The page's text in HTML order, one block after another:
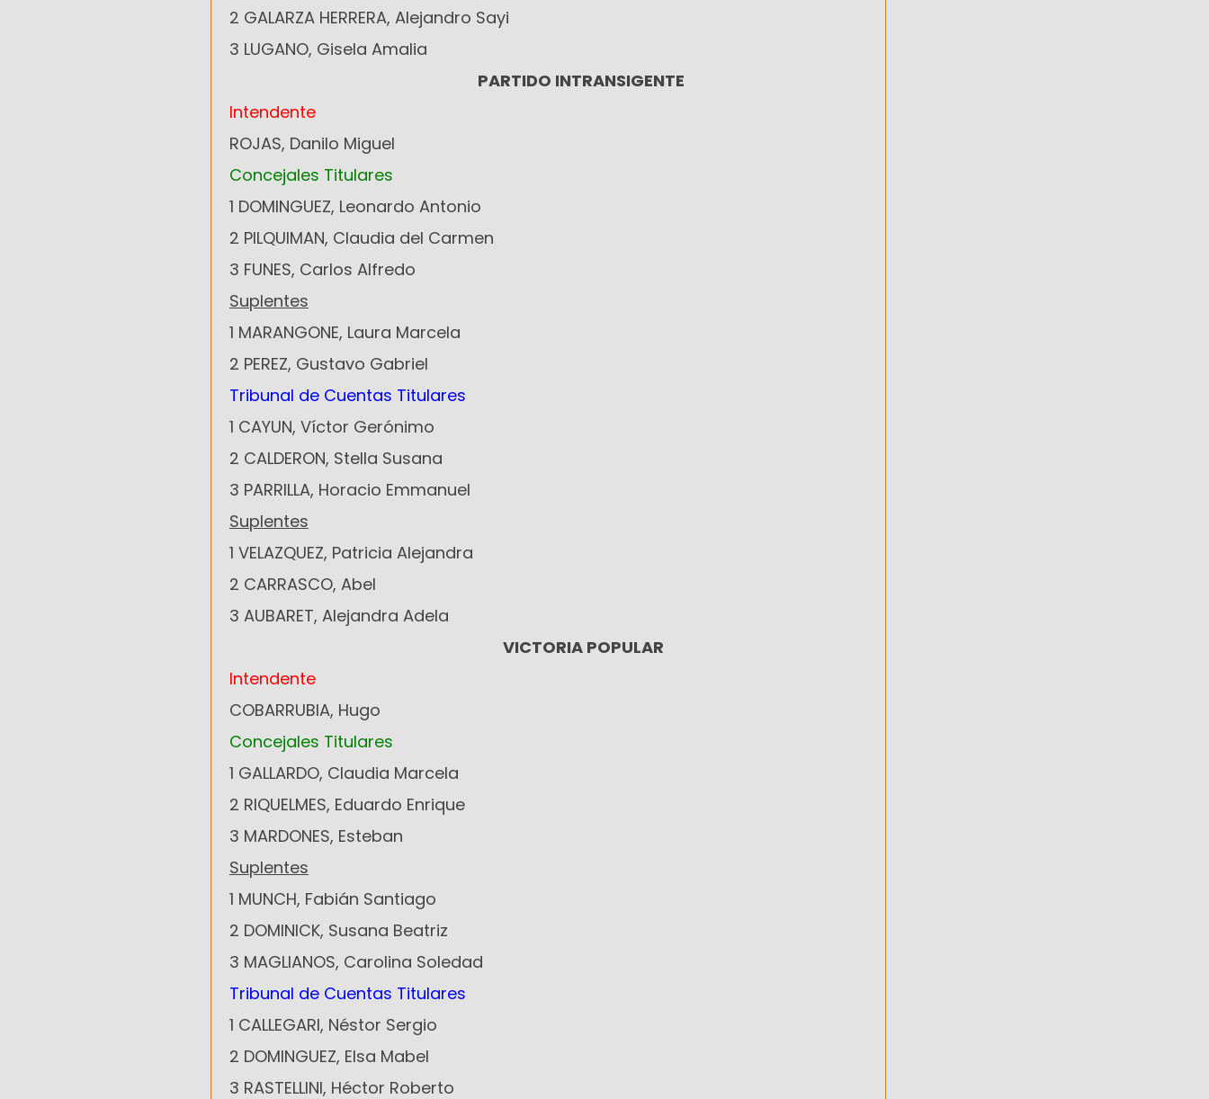
2 GALARZA HERRERA, Alejandro Sayi
3 LUGANO, Gisela Amalia
PARTIDO INTRANSIGENTE
Intendente
ROJAS, Danilo Miguel
Concejales Titulares
1 DOMINGUEZ, Leonardo Antonio
2 PILQUIMAN, Claudia del Carmen
3 FUNES, Carlos Alfredo
Suplentes
1 MARANGONE, Laura Marcela
2 PEREZ, Gustavo Gabriel
Tribunal de Cuentas Titulares
1 CAYUN, Víctor Gerónimo
2 CALDERON, Stella Susana
3 PARRILLA, Horacio Emmanuel
Suplentes
1 VELAZQUEZ, Patricia Alejandra
2 CARRASCO, Abel
3 AUBARET, Alejandra Adela
VICTORIA POPULAR
Intendente
COBARRUBIA, Hugo
Concejales Titulares
1 GALLARDO, Claudia Marcela
2 RIQUELMES, Eduardo Enrique
3 MARDONES, Esteban
Suplentes
1 MUNCH, Fabián Santiago
2 DOMINICK, Susana Beatriz
3 MAGLIANOS, Carolina Soledad
Tribunal de Cuentas Titulares
1 CALLEGARI, Néstor Sergio
2 DOMINGUEZ, Elsa Mabel
3 RASTELLINI, Héctor Roberto